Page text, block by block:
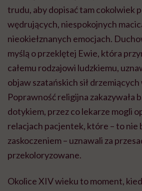
trudu, aby dopisać tam cokolwiek
wędrujących, niespokojnych
nieokiełznanych emocjach.
myślą o przeklętej Ewie, która
całemu rodzajowi ludzkiemu,
objaw szatańskich sił
Poprawność religijna zakazywała
dotykiem, przez co lekarze mogli
relacjach pacjentek, które – to nie
zaskoczeniem – uznawali za
przekoloryzowane.
Okolice XIV wieku to moment,